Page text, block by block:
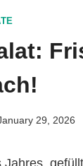
29, 2026